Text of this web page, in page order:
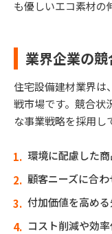
も優しいエコ素材の
業界企業の
住宅設備建材業界は
戦市場です。競合状
な事業戦略を採用し
環境に配慮した
顧客ニーズに合
付加価値を高め
コスト削減や効